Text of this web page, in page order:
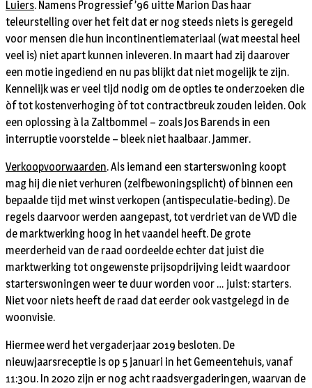
Luiers. Namens Progressief ’96 uitte Marion Das haar
teleurstelling over het feit dat er nog steeds niets is geregeld
voor mensen die hun incontinentiemateriaal (wat meestal heel
veel is) niet apart kunnen inleveren. In maart had zij daarover
een motie ingediend en nu pas blijkt dat niet mogelijk te zijn.
Kennelijk was er veel tijd nodig om de opties te onderzoeken die
òf tot kostenverhoging òf tot contractbreuk zouden leiden. Ook
een oplossing à la Zaltbommel – zoals Jos Barends in een
interruptie voorstelde – bleek niet haalbaar. Jammer.
Verkoopvoorwaarden. Als iemand een starterswoning koopt
mag hij die niet verhuren (zelfbewoningsplicht) of binnen een
bepaalde tijd met winst verkopen (antispeculatie-beding). De
regels daarvoor werden aangepast, tot verdriet van de VVD die
de marktwerking hoog in het vaandel heeft. De grote
meerderheid van de raad oordeelde echter dat juist die
marktwerking tot ongewenste prijsopdrijving leidt waardoor
starterswoningen weer te duur worden voor … juist: starters.
Niet voor niets heeft de raad dat eerder ook vastgelegd in de
woonvisie.
Hiermee werd het vergaderjaar 2019 besloten. De
nieuwjaarsreceptie is op 5 januari in het Gemeentehuis, vanaf
11:30u. In 2020 zijn er nog acht raadsvergaderingen, waarvan de